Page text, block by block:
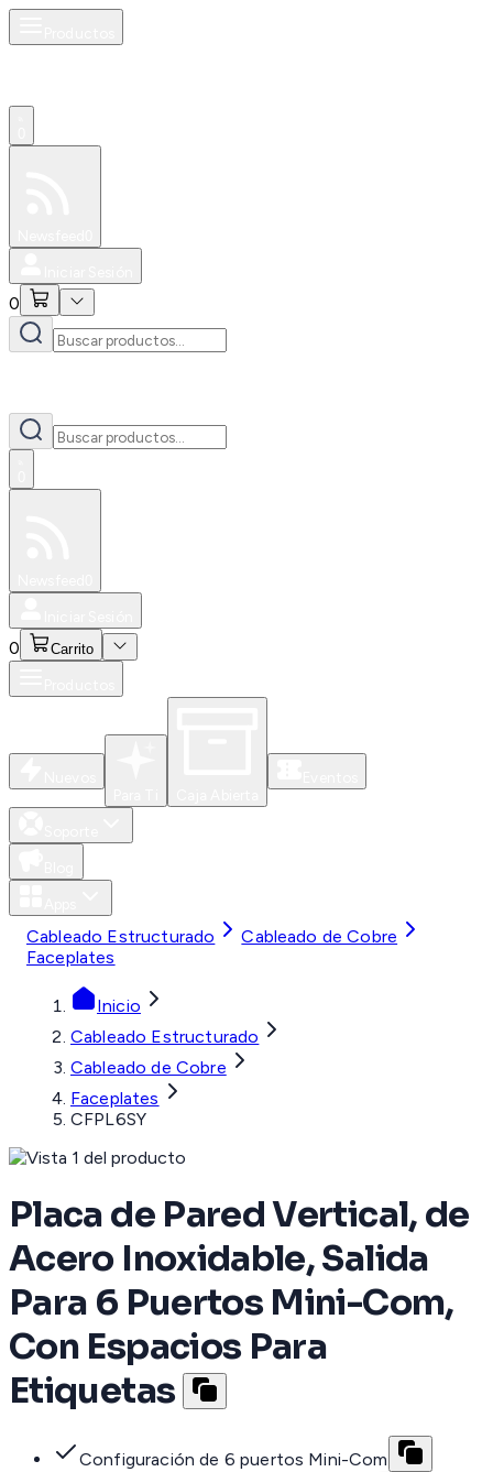
0
0 Carrito
Cableado Estructurado
Cableado de Cobre
Faceplates
Inicio
Cableado Estructurado
Cableado de Cobre
Faceplates
CFPL6SY
Placa de Pared Vertical, de
Acero Inoxidable, Salida
Para 6 Puertos Mini-Com,
Con Espacios Para
Etiquetas
Configuración de 6 puertos Mini-Com